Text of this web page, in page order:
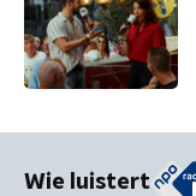
Wie luistert